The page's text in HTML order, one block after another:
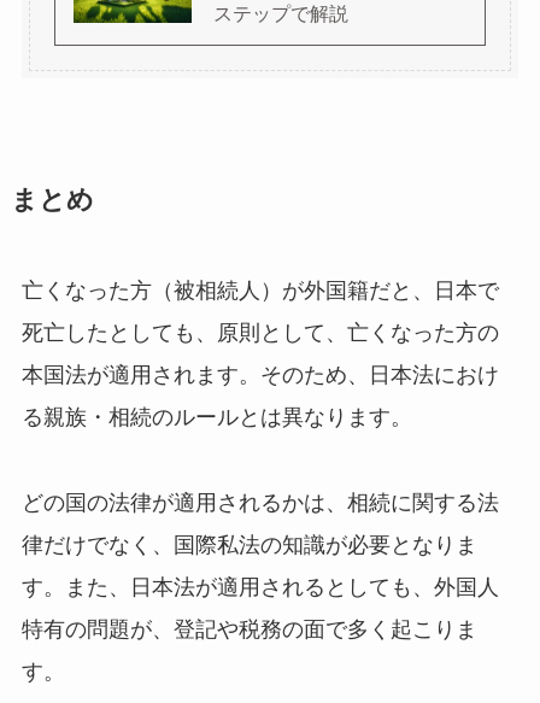
ステップで解説
まとめ
亡くなった方（被相続人）が外国籍だと、日本で
死亡したとしても、原則として、亡くなった方の
本国法が適用されます。そのため、日本法におけ
る親族・相続のルールとは異なります。
どの国の法律が適用されるかは、相続に関する法
律だけでなく、国際私法の知識が必要となりま
す。また、日本法が適用されるとしても、外国人
特有の問題が、登記や税務の面で多く起こりま
す。